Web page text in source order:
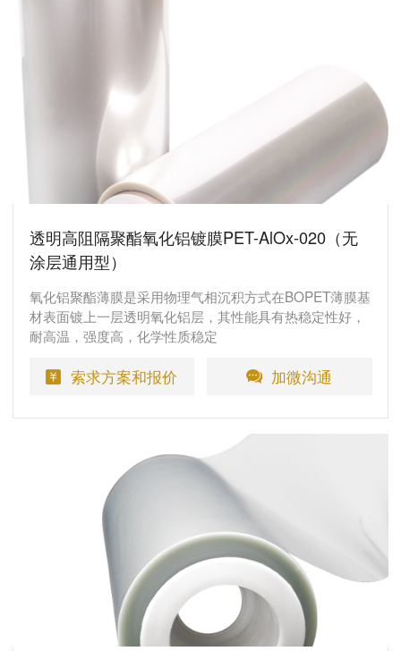
透明高阻隔聚酯氧化铝镀膜PET-AlOx-020（无
涂层通用型）
氧化铝聚酯薄膜是采用物理气相沉积方式在BOPET薄膜基
材表面镀上一层透明氧化铝层，其性能具有热稳定性好，
耐高温，强度高，化学性质稳定
索求方案和报价 加微沟通